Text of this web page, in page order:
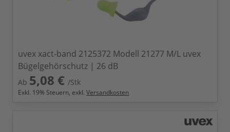
uvex xact-band 2125372 Modell 21277 M/L uvex
Bügelgehörschutz | 26 dB
Ab 5,08 € /Stk
Exkl. 19% Steuern, exkl. Versandkosten